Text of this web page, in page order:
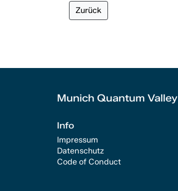
Zurück
Munich Quantum Valley
Info
Impressum
Datenschutz
Code of Conduct